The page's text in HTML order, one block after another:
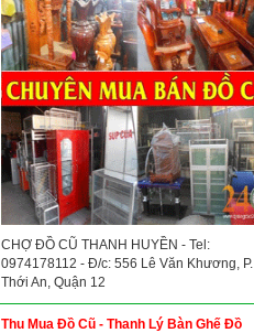
CHỢ ĐỒ CŨ THANH HUYỀN - Tel:
0974178112 - Đ/c: 556 Lê Văn Khương, P.
Thới An, Quận 12
Thu Mua Đồ Cũ - Thanh Lý Bàn Ghế Đồ